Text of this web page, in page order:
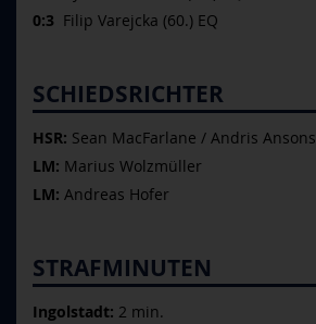
0:3 Filip Varejcka (60.) EQ
SCHIEDSRICHTER
HSR: Sean MacFarlane / Andris Ansons
LM: Marius Wolzmüller
LM: Andreas Hofer
STRAFMINUTEN
Ingolstadt: 2 min.